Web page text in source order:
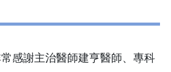
感謝主治醫師建亨醫師、專科